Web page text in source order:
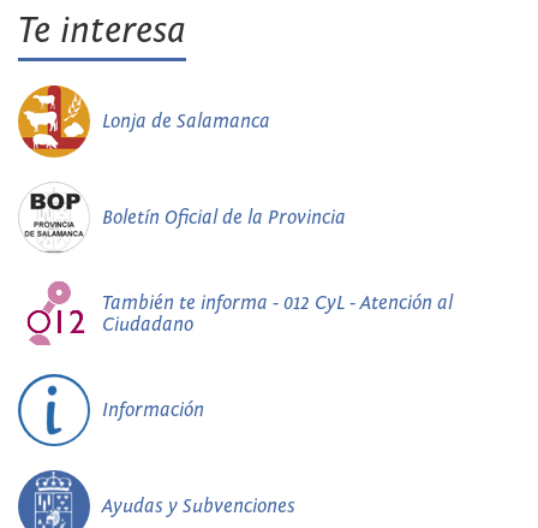
Te interesa
Lonja de Salamanca
Boletín Oficial de la Provincia
También te informa - 012 CyL - Atención al
Ciudadano
Información
Ayudas y Subvenciones